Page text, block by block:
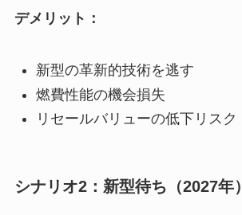
デメリット：
新型の革新的技術を逃す
燃費性能の機会損失
リセールバリューの低下リスク
シナリオ2：新型待ち（2027年）